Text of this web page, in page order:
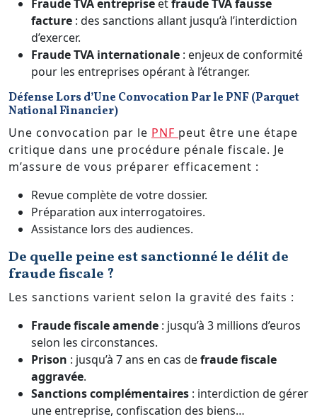
Fraude TVA entreprise etfraude TVA fausse
facture : des sanctions allant jusqu’à l’interdiction
d’exercer.
Fraude TVA internationale : enjeux de conformité
pour les entreprises opérant à l’étranger.
Défense Lors d’Une Convocation Par le PNF (Parquet
National Financier)
Une convocation par le PNF peut être une étape
critique dans une procédure pénale fiscale. Je
m’assure de vous préparer efficacement :
Revue complète de votre dossier.
Préparation aux interrogatoires.
Assistance lors des audiences.
De quelle peine est sanctionné le délit de
fraude fiscale ?
Les sanctions varient selon la gravité des faits :
Fraude fiscale amende : jusqu’à 3 millions d’euros
selon les circonstances.
Prison : jusqu’à 7 ans en cas defraude fiscale
aggravée.
Sanctions complémentaires : interdiction de gérer
une entreprise, confiscation des biens…